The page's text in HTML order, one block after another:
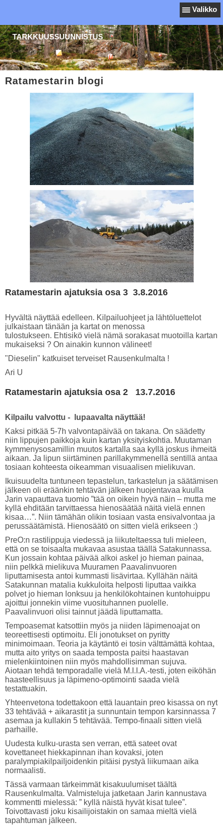
Valikko
TARKKUUSSUUNNISTUS
Ratamestarin blogi
Ratamestarin ajatuksia osa 3 3.8.2016
Hyvältä näyttää edelleen. Kilpailuohjeet ja lähtöluettelot
julkaistaan tänään ja kartat on menossa
tulostukseen. Ehtisikö vielä nämä sorakasat muotoilla kartan
mukaiseksi ? On ainakin kunnon välineet!
"Dieselin" katkuiset terveiset Rausenkulmalta !
Ari U
Ratamestarin ajatuksia osa 2 13.7.2016
Kilpailu valvottu - lupaavalta näyttää!
Kaksi pitkää 5-7h valvontapäivää on takana. On säädetty
niin lippujen paikkoja kuin kartan yksityiskohtia. Muutaman
kymmenysosamillin muutos kartalla saa kyllä joskus ihmeitä
aikaan. Ja lipun siirtäminen parillakymmenellä sentillä antaa
tosiaan kohteesta oikeamman visuaalisen mielikuvan.
Ikuisuudelta tuntuneen tepastelun, tarkastelun ja säätämisen
jälkeen oli eräänkin tehtävän jälkeen huojentavaa kuulla
Jarin vapauttava tuomio ”tää on oikein hyvä näin – mutta me
kyllä ehditään tarvittaessa hienosäätää näitä vielä ennen
kisaa…”. Niin tämähän olikin tosiaan vasta ensivalvontaa ja
perussäätämistä. Hienosäätö on sitten vielä erikseen :)
PreO:n rastilippuja viedessä ja liikuteltaessa tuli mieleen,
että on se toisaalta mukavaa asustaa täällä Satakunnassa.
Kun jossain kohtaa päivää alkoi askel jo hieman painaa,
niin pelkkä mielikuva Muuramen Paavalinvuoren
liputtamisesta antoi kummasti lisävirtaa. Kyllähän näitä
Satakunnan matalia kukkuloita helposti liputtaa vaikka
polvet jo hieman lonksuu ja henkilökohtainen kuntohuippu
ajoittui jonnekin viime vuosituhannen puolelle.
Paavalinvuori olisi tainnut jäädä liputtamatta.
Tempoasemat katsottiin myös ja niiden läpimenoajat on
teoreettisesti optimoitu. Eli jonotukset on pyritty
minimoimaan. Teoria ja käytäntö ei tosin välttämättä kohtaa,
mutta aito yritys on saada temposta paitsi haastavan
mielenkiintoinen niin myös mahdollisimman sujuva.
Aiotaan tehdä temporadalle vielä M.I.I.A.-testi, joten eiköhän
haasteellisuus ja läpimeno-optimointi saada vielä
testattuakin.
Yhteenvetona todettakoon että lauantain preo kisassa on nyt
33 tehtävää + aikarastit ja sunnuntain tempon karsinnassa 7
asemaa ja kullakin 5 tehtävää. Tempo-finaali sitten vielä
parhaille.
Uudesta kulku-urasta sen verran, että sateet ovat
kovettaneet hiekkapinnan ihan kovaksi, joten
paralympiakilpailjoidenkin pitäisi pystyä liikumaan aika
normaalisti.
Tässä varmaan tärkeimmät kisakuulumiset täältä
Rausenkulmalta. Valmisteluja jatketaan Jarin kannustava
kommentti mielessä: ” kyllä näistä hyvät kisat tulee”.
Toivottavasti joku kisailijoistakin on samaa mieltä vielä
tapahtuman jälkeen.